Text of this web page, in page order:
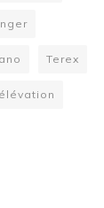
Terex
élévation